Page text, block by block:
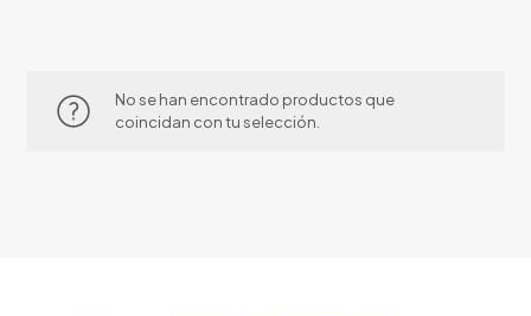
No se han encontrado productos que
coincidan con tu selección.